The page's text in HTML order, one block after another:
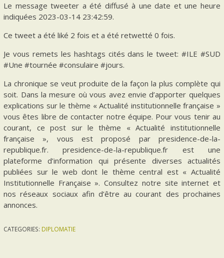
Le message tweeter a été diffusé à une date et une heure
indiquées 2023-03-14 23:42:59.
Ce tweet a été liké 2 fois et a été retwetté 0 fois.
Je vous remets les hashtags cités dans le tweet: #ILE #SUD
#Une #tournée #consulaire #jours.
La chronique se veut produite de la façon la plus complète qui
soit. Dans la mesure où vous avez envie d’apporter quelques
explications sur le thème « Actualité institutionnelle française »
vous êtes libre de contacter notre équipe. Pour vous tenir au
courant, ce post sur le thème « Actualité institutionnelle
française », vous est proposé par presidence-de-la-
republique.fr. presidence-de-la-republique.fr est une
plateforme d’information qui présente diverses actualités
publiées sur le web dont le thème central est « Actualité
Institutionnelle Française ». Consultez notre site internet et
nos réseaux sociaux afin d’être au courant des prochaines
annonces.
CATEGORIES: DIPLOMATIE